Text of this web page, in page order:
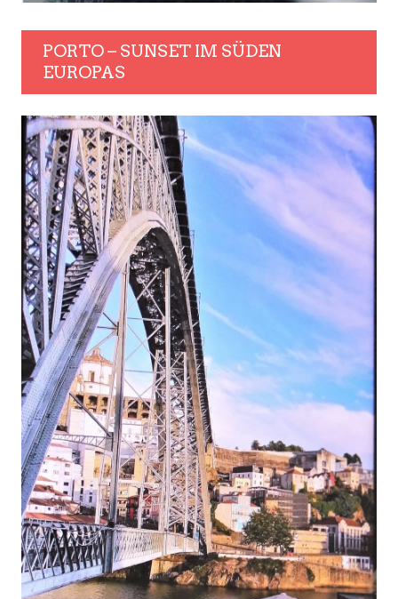
PORTO – SUNSET IM SÜDEN
EUROPAS